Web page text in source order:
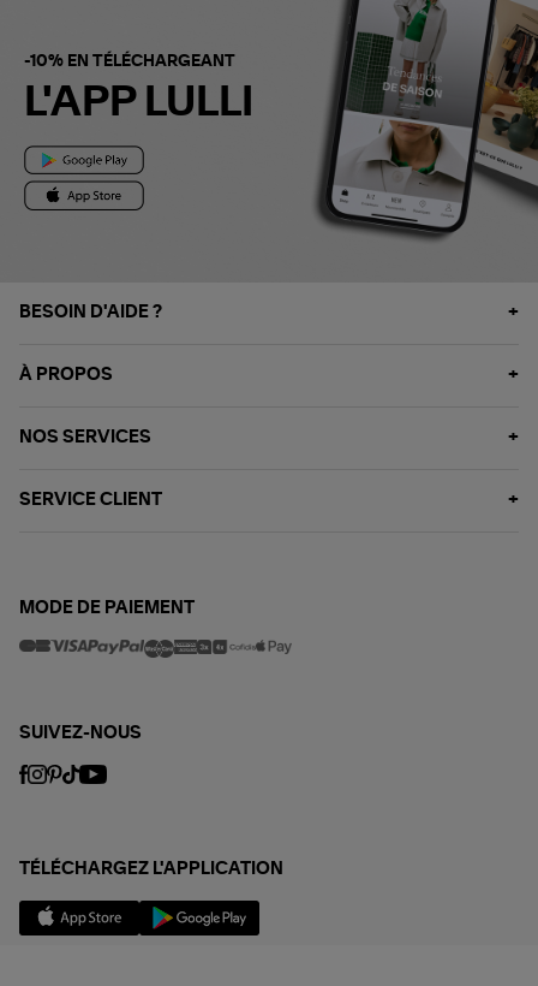
-10% EN TÉLÉCHARGEANT
L'APP LULLI
BESOIN D'AIDE ?
À PROPOS
NOS SERVICES
SERVICE CLIENT
MODE DE PAIEMENT
SUIVEZ-NOUS
TÉLÉCHARGEZ L'APPLICATION